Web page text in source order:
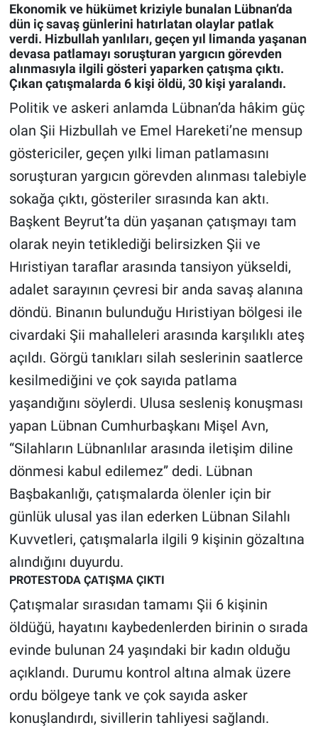
Ekonomik ve hükümet kriziyle bunalan Lübnan’da
dün iç savaş günlerini hatırlatan olaylar patlak
verdi. Hizbullah yanlıları, geçen yıl limanda yaşanan
devasa patlamayı soruşturan yargıcın görevden
alınmasıyla ilgili gösteri yaparken çatışma çıktı.
Çıkan çatışmalarda 6 kişi öldü, 30 kişi yaralandı.
Politik ve askeri anlamda Lübnan’da hâkim güç
olan Şii Hizbullah ve Emel Hareketi’ne mensup
göstericiler, geçen yılki liman patlamasını
soruşturan yargıcın görevden alınması talebiyle
sokağa çıktı, gösteriler sırasında kan aktı.
Başkent Beyrut’ta dün yaşanan çatışmayı tam
olarak neyin tetiklediği belirsizken Şii ve
Hıristiyan taraflar arasında tansiyon yükseldi,
adalet sarayının çevresi bir anda savaş alanına
döndü. Binanın bulunduğu Hıristiyan bölgesi ile
civardaki Şii mahalleleri arasında karşılıklı ateş
açıldı. Görgü tanıkları silah seslerinin saatlerce
kesilmediğini ve çok sayıda patlama
yaşandığını söylerdi. Ulusa sesleniş konuşması
yapan Lübnan Cumhurbaşkanı Mişel Avn,
“Silahların Lübnanlılar arasında iletişim diline
dönmesi kabul edilemez” dedi. Lübnan
Başbakanlığı, çatışmalarda ölenler için bir
günlük ulusal yas ilan ederken Lübnan Silahlı
Kuvvetleri, çatışmalarla ilgili 9 kişinin gözaltına
alındığını duyurdu.
PROTESTODA ÇATIŞMA ÇIKTI
Çatışmalar sırasıdan tamamı Şii 6 kişinin
öldüğü, hayatını kaybedenlerden birinin o sırada
evinde bulunan 24 yaşındaki bir kadın olduğu
açıklandı. Durumu kontrol altına almak üzere
ordu bölgeye tank ve çok sayıda asker
konuşlandırdı, sivillerin tahliyesi sağlandı.
Gün Başlıyor
Gün Bitiyor
Gün Ortası
Gündem Özel
Günün görüntüsü
Haber
İlan
Kimdir
Koronavirüs
Kültür Sanat
Ne demişti
Nedir
Popüler
Programlar
Sağlık
Spor
Teknoloji
Türkiye'nin Geleceği
Türkiye'nin Gündemi
Yerel Gündem